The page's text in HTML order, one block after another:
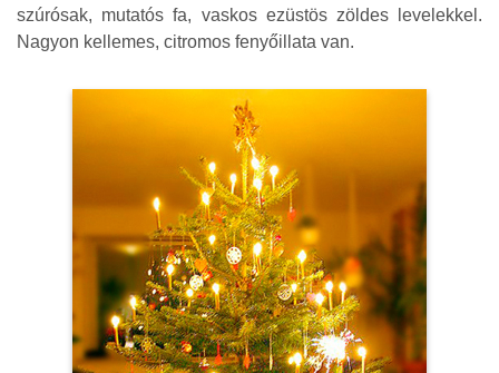
szúrósak, mutatós fa, vaskos ezüstös zöldes levelekkel.
Nagyon kellemes, citromos fenyőillata van.